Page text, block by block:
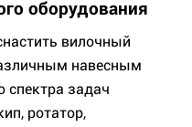
оборудования
вилочный
навесным
спектра задач
ротатор,